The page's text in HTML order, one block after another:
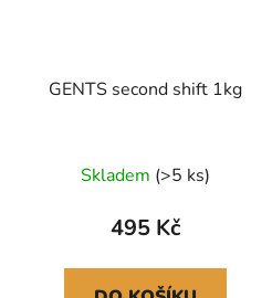
GENTS second shift 1kg
Skladem (>5 ks)
495 Kč